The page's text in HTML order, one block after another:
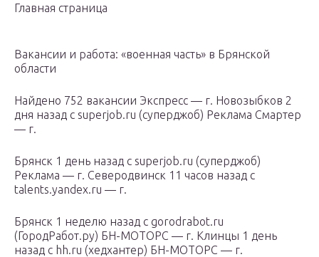
Главная страница
Вакансии и работа: «военная часть» в Брянской
области
Найдено 752 вакансии Экспресс — г. Новозыбков 2
дня назад с superjob.ru (суперджоб) Реклама Смартер
— г.
Брянск 1 день назад с superjob.ru (суперджоб)
Реклама — г. Северодвинск 11 часов назад с
talents.yandex.ru — г.
Брянск 1 неделю назад с gorodrabot.ru
(ГородРабот.ру) БН-МОТОРС — г. Клинцы 1 день
назад с hh.ru (хедхантер) БН-МОТОРС — г.